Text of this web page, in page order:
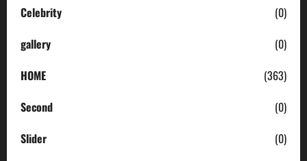
Celebrity
(0)
gallery
(0)
HOME
(363)
Second
(0)
Slider
(0)